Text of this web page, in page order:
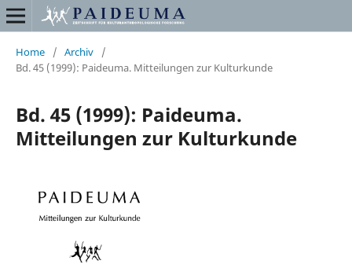
Home / Archiv
/
Bd. 45 (1999): Paideuma. Mitteilungen zur Kulturkunde
Bd. 45 (1999): Paideuma.
Mitteilungen zur Kulturkunde